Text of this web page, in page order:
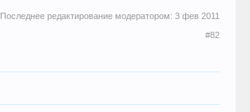
Последнее редактирование модератором: 3 фев 2011
#82